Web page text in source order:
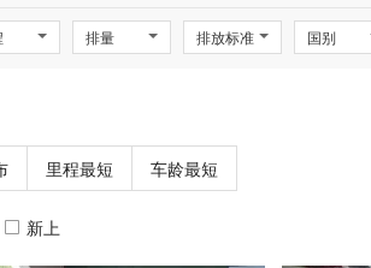
排量 排放标准 国别
里程最短 车龄最短
新上